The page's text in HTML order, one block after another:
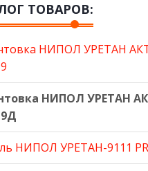
ТОВАРОВ:
НИПОЛ УРЕТАН
НИПОЛ УРЕТАН
НИПОЛ УРЕТАН-9111